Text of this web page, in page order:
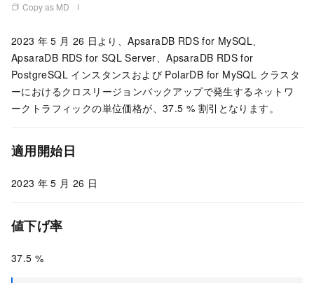
Copy as MD
2023 年 5 月 26 日より、ApsaraDB RDS for MySQL、
ApsaraDB RDS for SQL Server、ApsaraDB RDS for
PostgreSQL インスタンスおよび PolarDB for MySQL クラスタ
ーにおけるクロスリージョンバックアップで発生するネットワ
ークトラフィックの単位価格が、37.5 % 割引となります。
適用開始日
2023 年 5 月 26 日
値下げ率
37.5 %